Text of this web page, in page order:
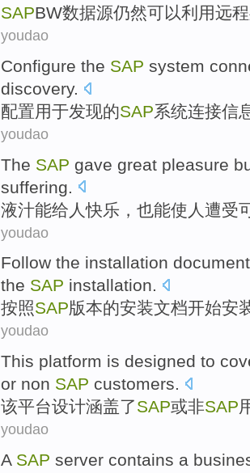
SAPBW数据源仍然可以利用远程
youdao
Configure the SAP system
discovery.
配置用于发现的SAP系统连接信
youdao
The SAP gave great pleasure
suffering
液汁能给 人快乐 ， 也能使 人 遭受
youdao
Follow the installation document
the SAP installation.
按照SAP版本的安装文档开始安
youdao
This platform is designed to
or non SAP customers.
该平台设计涵盖了SAP或非SAP
youdao
A SAP server contains a